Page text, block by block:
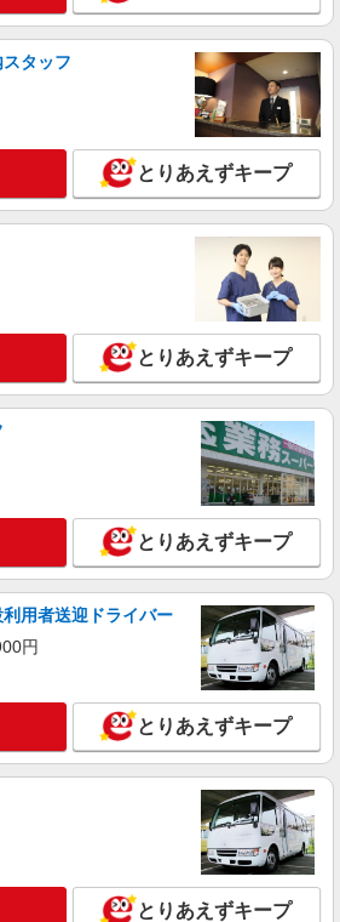
ィス
ーの組立／検査／寮完備／日勤／空調完
給1,500円〜1,875円＋交通費全額支給 ★入
円支給（規定あり） ※残業発生時およ
帯（22:00〜5:00）の勤務は時給25％アップ
費支給規定あり ※寮完備（規定あり） ※給
日払い制度あり（規定あり） ＜月収例＞
日勤務の場合 時給1,500円×8時間×22日
円＋残業代＋交通費
れ直後：京都府綾部市中山町 変更の範
社の定める就業場所
詳細を見る
ィス
ンサーの組立と検査／重量物なし／空調
円支給（規定あり） ※残業発生時およ
帯（22:00〜5:00）の勤務は時給25％アップ
費支給規定あり ※給与の希望日払い制度あ
円×8時間×22日＋夜勤手当 ⇒262,768円
＋交通費
入れ直後：京都府綾部市中山町 変更の範
詳細を見る
ィス
ペレーター／社員食堂あり／土日休み／
1,600円〜2,000円＋交通費全額支給 ★祝
円支給（規定あり） ★入寮希望の方もご相
別途全額支給（法定基準
※深夜帯（22:00〜5:00）の勤務は25％割
を適用 ※交通費全額支給（規定有） ※給与
時給1,600円×8時間×22日＋残業手当（20
れ直後：京都府綾部市とよさか町 変更の
会社の定める就業場所
詳細を見る
ィス
タッフ
とりあえずキープ
とりあえずキープ
とりあえずキープ
用者送迎ドライバー
円
とりあえずキープ
とりあえずキープ